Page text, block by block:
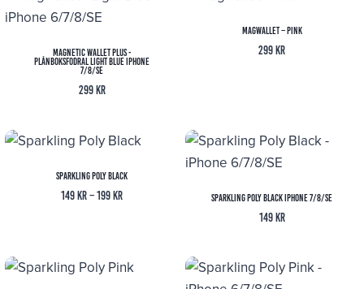
Magnetic Wallet Plus -
Plånboksfodral Light Blue iPhone
7/8/SE
299 kr
Magwallet – Pink
299 kr
Sparkling Poly Black
149 kr–199 krPrisintervall:
Sparkling Poly Black iPhone 7/8/SE
149 kr